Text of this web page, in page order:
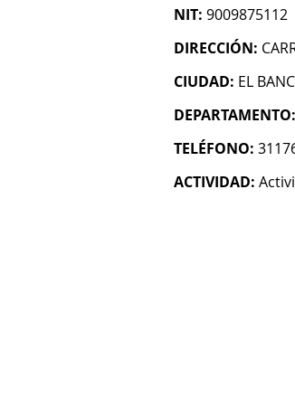
NIT: 9009875112
DIRECCIÓN:
CIUDAD: EL
DEPARTAMENTO:
TELÉFONO:
ACTIVIDAD: